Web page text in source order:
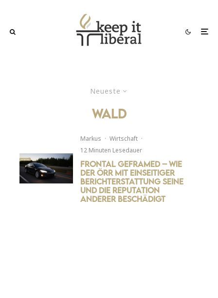
Neueste
wald
Markus · Wirtschaft ·
12 Minuten Lesedauer
Frontal geframed – Wie
der ÖRR mit einseitiger
Berichterstattung seine
und die Reputation
anderer beschädigt